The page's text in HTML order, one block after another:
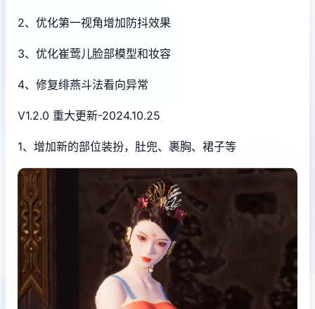
2、优化第一视角增加防抖效果
3、优化崔莺儿脸部模型和妆容
4、修复绯燕斗法看向异常
V1.2.0 重大更新-2024.10.25
1、增加新的部位装扮，肚兜、裹胸、裙子等